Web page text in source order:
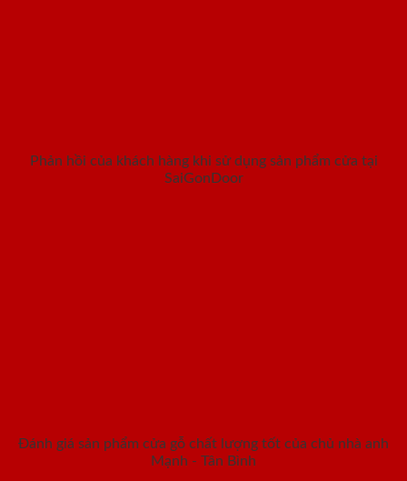
Phản hồi của khách hàng khi sử dụng sản phẩm cửa tại
SaiGonDoor
Đánh giá sản phẩm cửa gỗ chất lượng tốt của chủ nhà anh
Mạnh - Tân Bình